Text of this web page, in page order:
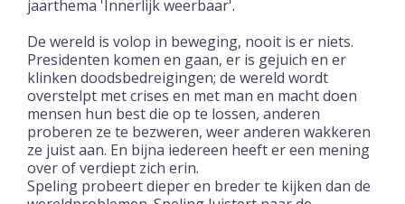
jaarthema 'Innerlijk weerbaar'.
De wereld is volop in beweging, nooit is er niets.
Presidenten komen en gaan, er is gejuich en er
klinken doodsbedreigingen; de wereld wordt
overstelpt met crises en met man en macht doen
mensen hun best die op te lossen, anderen
proberen ze te bezweren, weer anderen wakkeren
ze juist aan. En bijna iedereen heeft er een mening
over of verdiept zich erin.
Speling probeert dieper en breder te kijken dan de